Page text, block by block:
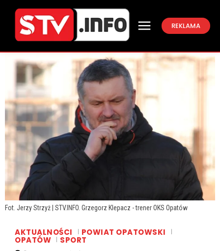
REKLAMA
Fot. Jerzy Strzyż | STV.INFO. Grzegorz Klepacz - trener OKS Opatów
AKTUALNOŚCI POWIAT OPATOWSKI
OPATÓW SPORT